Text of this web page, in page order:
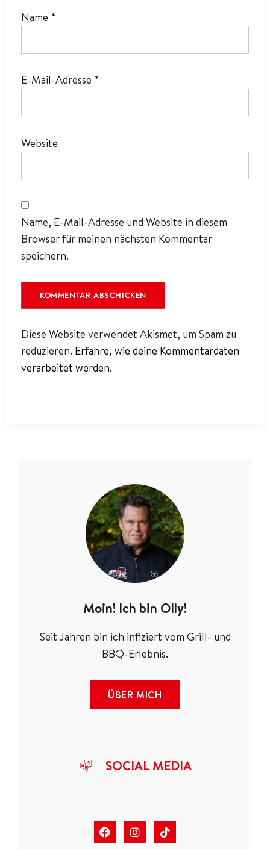
Name *
E-Mail-Adresse *
Website
Name, E-Mail-Adresse und Website in diesem
Browser für meinen nächsten Kommentar
speichern.
Diese Website verwendet Akismet, um Spam zu
reduzieren. Erfahre, wie deine Kommentardaten
verarbeitet werden.
Moin! Ich bin Olly!
Seit Jahren bin ich infiziert vom Grill- und
BBQ-Erlebnis.
ÜBER MICH
SOCIAL MEDIA